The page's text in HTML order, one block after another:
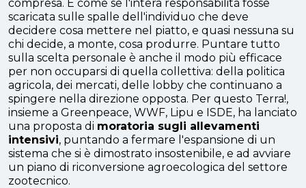
compresa. È come se l'intera responsabilità fosse
scaricata sulle spalle dell'individuo che deve
decidere cosa mettere nel piatto, e quasi nessuna su
chi decide, a monte, cosa produrre. Puntare tutto
sulla scelta personale è anche il modo più efficace
per non occuparsi di quella collettiva: della politica
agricola, dei mercati, delle lobby che continuano a
spingere nella direzione opposta. Per questo Terra!,
insieme a Greenpeace, WWF, Lipu e ISDE, ha lanciato
una proposta di moratoria sugli allevamenti
intensivi, puntando a fermare l'espansione di un
sistema che si è dimostrato insostenibile, e ad avviare
un piano di riconversione agroecologica del settore
zootecnico.